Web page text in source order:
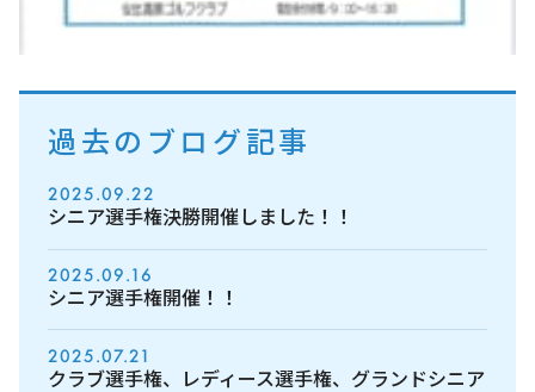
過去のブログ記事
2025.09.22
シニア選手権決勝開催しました！！
2025.09.16
シニア選手権開催！！
2025.07.21
クラブ選手権、レディース選手権、グランドシニア